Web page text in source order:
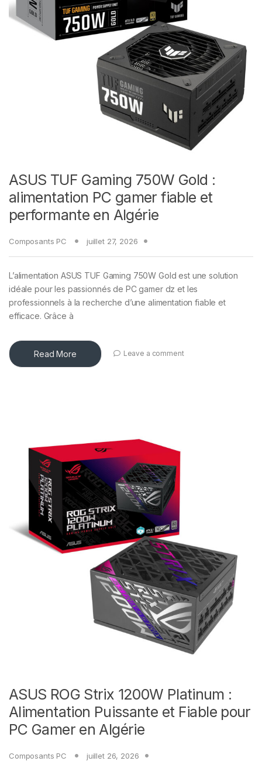
ASUS TUF Gaming 750W Gold :
alimentation PC gamer fiable et
performante en Algérie
Composants PC juillet 27, 2026
L’alimentation ASUS TUF Gaming 750W Gold est une solution
idéale pour les passionnés de PC gamer dz et les
professionnels à la recherche d’une alimentation fiable et
efficace. Grâce à
Read More Leave a comment
ASUS ROG Strix 1200W Platinum :
Alimentation Puissante et Fiable pour
PC Gamer en Algérie
Composants PC juillet 26, 2026